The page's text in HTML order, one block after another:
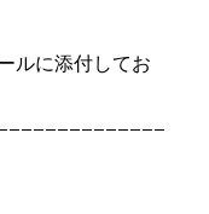
ルに添付してお